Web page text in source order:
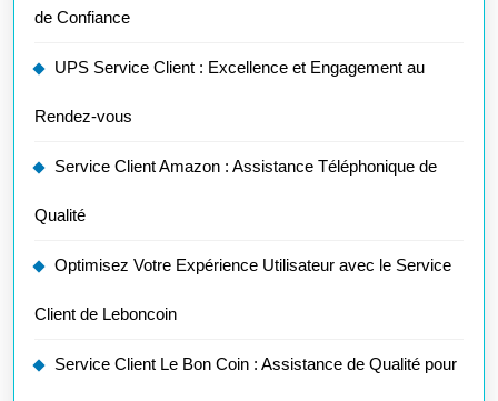
de Confiance
UPS Service Client : Excellence et Engagement au
Rendez-vous
Service Client Amazon : Assistance Téléphonique de
Qualité
Optimisez Votre Expérience Utilisateur avec le Service
Client de Leboncoin
Service Client Le Bon Coin : Assistance de Qualité pour